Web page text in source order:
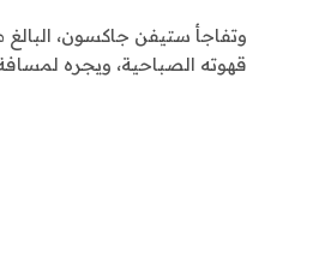
قهوته الصباحية، ويجره